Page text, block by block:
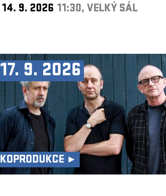
14. 9. 2026 11:30, VELKÝ SÁL
17. 9. 2026
KOPRODUKCE ►